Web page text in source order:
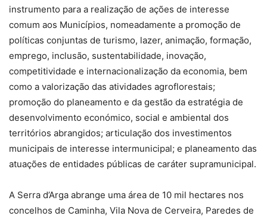
instrumento para a realização de ações de interesse
comum aos Municípios, nomeadamente a promoção de
políticas conjuntas de turismo, lazer, animação, formação,
emprego, inclusão, sustentabilidade, inovação,
competitividade e internacionalização da economia, bem
como a valorização das atividades agroflorestais;
promoção do planeamento e da gestão da estratégia de
desenvolvimento económico, social e ambiental dos
territórios abrangidos; articulação dos investimentos
municipais de interesse intermunicipal; e planeamento das
atuações de entidades públicas de caráter supramunicipal.
A Serra d’Arga abrange uma área de 10 mil hectares nos
concelhos de Caminha, Vila Nova de Cerveira, Paredes de